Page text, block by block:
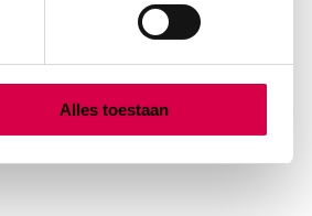
Alles toestaan